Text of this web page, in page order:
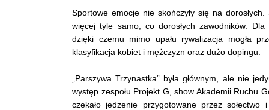
Sportowe emocje nie skończyły się na
więcej tyle samo, co dorosłych zawodników. Dla
dzięki czemu mimo upału rywalizacja mogła
klasyfikacja kobiet i mężczyzn oraz dużo dopingu.
„Parszywa Trzynastka” była głównym, ale nie
występ zespołu Projekt G, show Akademii Ruchu
czekało jedzenie przygotowane przez